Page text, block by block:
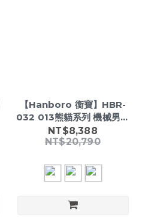
【Hanboro 衡寶】HBR-
032 013熊貓系列 機械男錶
46mm 日月星辰顯示 雙面
鏤空 真皮錶帶
NT$8,388
NT$20,790